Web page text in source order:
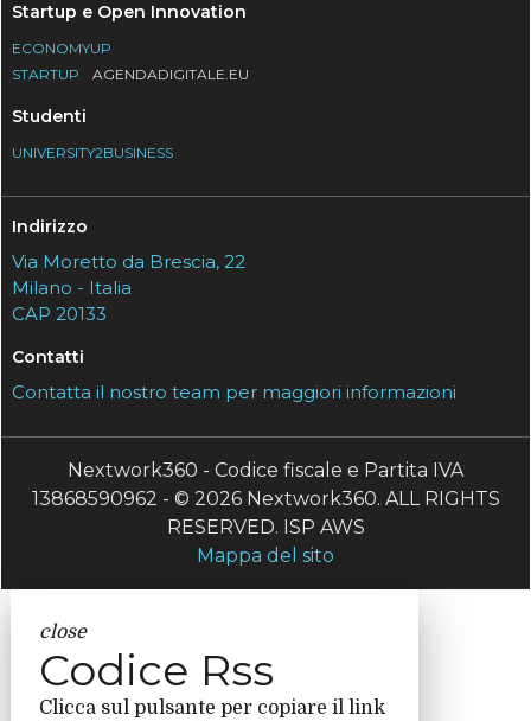
Startup e Open Innovation
ECONOMYUP
STARTUP
AGENDADIGITALE.EU
Studenti
UNIVERSITY2BUSINESS
Indirizzo
Via Moretto da Brescia, 22
Milano - Italia
CAP 20133
Contatti
Contatta il nostro team per maggiori informazioni
Nextwork360 - Codice fiscale e Partita IVA
13868590962 - © 2026 Nextwork360. ALL RIGHTS
RESERVED. ISP AWS
Mappa del sito
close
Codice Rss
Clicca sul pulsante per copiare il link